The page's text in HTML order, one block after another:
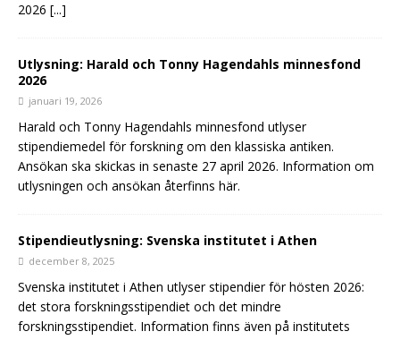
2026 [...]
Utlysning: Harald och Tonny Hagendahls minnesfond
2026
januari 19, 2026
Harald och Tonny Hagendahls minnesfond utlyser
stipendiemedel för forskning om den klassiska antiken.
Ansökan ska skickas in senaste 27 april 2026. Information om
utlysningen och ansökan återfinns här.
Stipendieutlysning: Svenska institutet i Athen
december 8, 2025
Svenska institutet i Athen utlyser stipendier för hösten 2026:
det stora forskningsstipendiet och det mindre
forskningsstipendiet. Information finns även på institutets